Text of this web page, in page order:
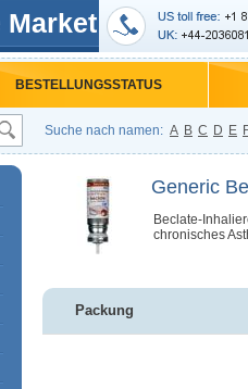
Market
BESTELLUNGSSTATUS
Suche nach namen: A B C D E
Generic
Beclate-
chronisches
Packung